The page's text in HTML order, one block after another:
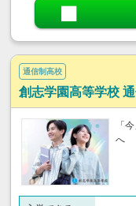
通信制高校
創志学園高等学校
「
へ